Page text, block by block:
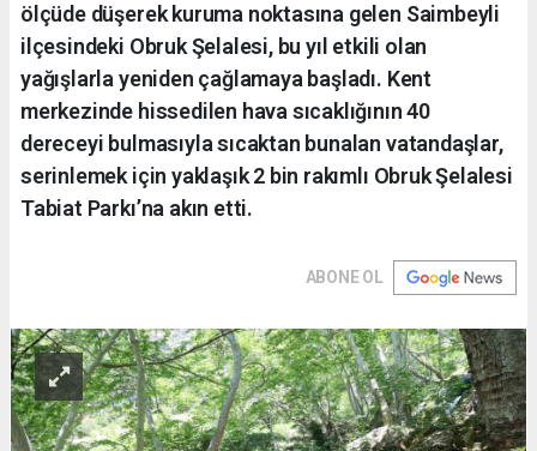
ölçüde düşerek kuruma noktasına gelen Saimbeyli
ilçesindeki Obruk Şelalesi, bu yıl etkili olan
yağışlarla yeniden çağlamaya başladı. Kent
merkezinde hissedilen hava sıcaklığının 40
dereceyi bulmasıyla sıcaktan bunalan vatandaşlar,
serinlemek için yaklaşık 2 bin rakımlı Obruk Şelalesi
Tabiat Parkı’na akın etti.
ABONE OL